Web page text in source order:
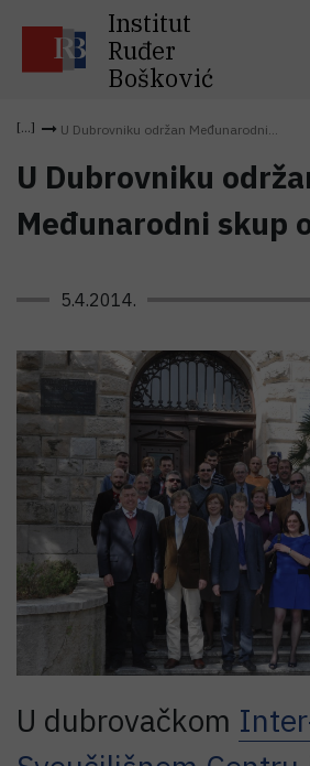
Institut
Ruđer
Bošković
U Dubrovniku održan Međunarodni...
U Dubrovniku
Međunarodni skup
5.4.2014.
U dubrovačkom